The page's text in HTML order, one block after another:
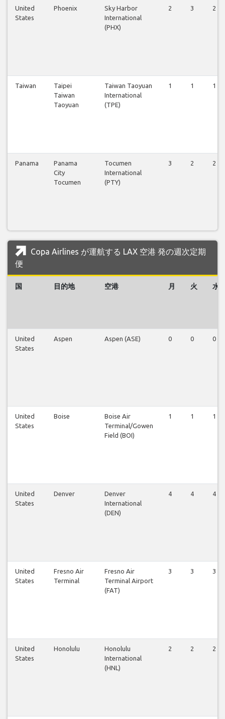
United
States
Phoenix
Sky Harbor
International
(PHX)
2 3 2
Taiwan
Taipei
Taiwan
Taoyuan
Taiwan Taoyuan
International
(TPE)
1 1 1
Panama
Panama
City
Tocumen
Tocumen
International
(PTY)
3 2 2
Copa Airlines が運航する LAX 空港 発の週次定期
便
国 目的地 空港 月 火 水
United
States
Aspen Aspen (ASE) 0 0 0
United
States
Boise
Boise Air
Terminal/Gowen
Field (BOI)
1 1 1
United
States
Denver
Denver
International
(DEN)
4 4 4
United
States
Fresno Air
Terminal
Fresno Air
Terminal Airport
(FAT)
3 3 3
United
States
Honolulu
Honolulu
International
(HNL)
2 2 2